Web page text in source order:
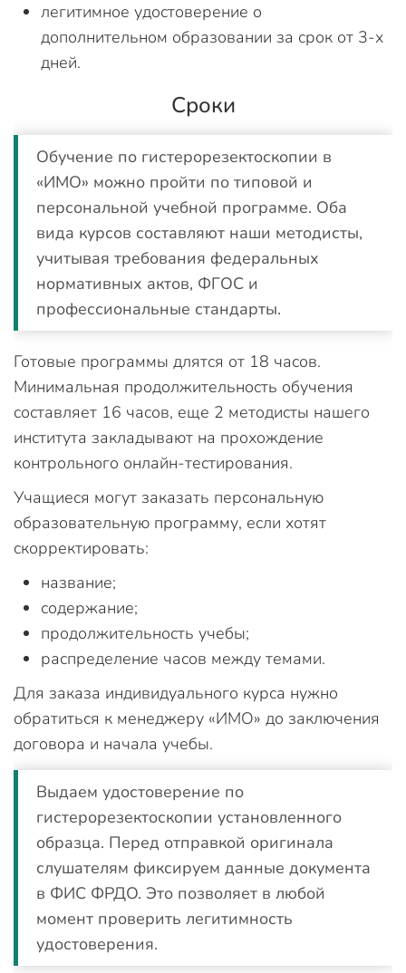
легитимное удостоверение о
дополнительном образовании за срок от 3-х
дней.
Сроки
Обучение по гистерорезектоскопии в
«ИМО» можно пройти по типовой и
персональной учебной программе. Оба
вида курсов составляют наши методисты,
учитывая требования федеральных
нормативных актов, ФГОС и
профессиональные стандарты.
Готовые программы длятся от 18 часов.
Минимальная продолжительность обучения
составляет 16 часов, еще 2 методисты нашего
института закладывают на прохождение
контрольного онлайн-тестирования.
Учащиеся могут заказать персональную
образовательную программу, если хотят
скорректировать:
название;
содержание;
продолжительность учебы;
распределение часов между темами.
Для заказа индивидуального курса нужно
обратиться к менеджеру «ИМО» до заключения
договора и начала учебы.
Выдаем удостоверение по
гистерорезектоскопии установленного
образца. Перед отправкой оригинала
слушателям фиксируем данные документа
в ФИС ФРДО. Это позволяет в любой
момент проверить легитимность
удостоверения.